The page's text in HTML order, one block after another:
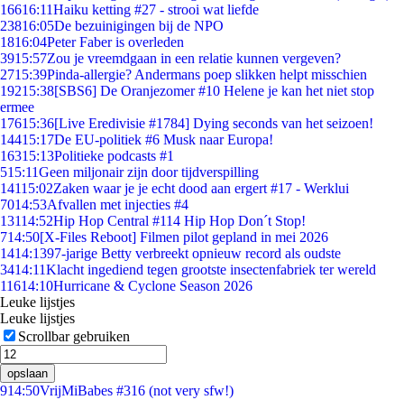
16616:11Haiku ketting #27 - strooi wat liefde
23816:05De bezuinigingen bij de NPO
1816:04Peter Faber is overleden
3915:57Zou je vreemdgaan in een relatie kunnen vergeven?
2715:39Pinda-allergie? Andermans poep slikken helpt misschien
19215:38[SBS6] De Oranjezomer #10 Helene je kan het niet stop
ermee
17615:36[Live Eredivisie #1784] Dying seconds van het seizoen!
14415:17De EU-politiek #6 Musk naar Europa!
16315:13Politieke podcasts #1
515:11Geen miljonair zijn door tijdverspilling
14115:02Zaken waar je je echt dood aan ergert #17 - Werklui
7014:53Afvallen met injecties #4
13114:52Hip Hop Central #114 Hip Hop Don´t Stop!
714:50[X-Files Reboot] Filmen pilot gepland in mei 2026
1414:1397-jarige Betty verbreekt opnieuw record als oudste
3414:11Klacht ingediend tegen grootste insectenfabriek ter wereld
11614:10Hurricane & Cyclone Season 2026
Leuke lijstjes
Leuke lijstjes
Scrollbar gebruiken
opslaan
914:50VrijMiBabes #316 (not very sfw!)